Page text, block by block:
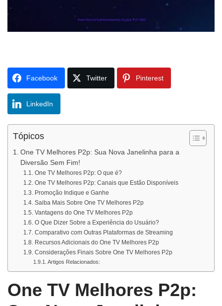
Facebook Twitter Pinterest
LinkedIn
Tópicos
One TV Melhores P2p: Sua Nova Janelinha para a
Diversão Sem Fim!
One TV Melhores P2p: O que é?
One TV Melhores P2p: Canais que Estão Disponíveis
Promoção Indique e Ganhe
Saiba Mais Sobre One TV Melhores P2p
Vantagens do One TV Melhores P2p
O Que Dizer Sobre a Experiência do Usuário?
Comparativo com Outras Plataformas de Streaming
Recursos Adicionais do One TV Melhores P2p
Considerações Finais Sobre One TV Melhores P2p
Artigos Relacionados:
One TV Melhores P2p: